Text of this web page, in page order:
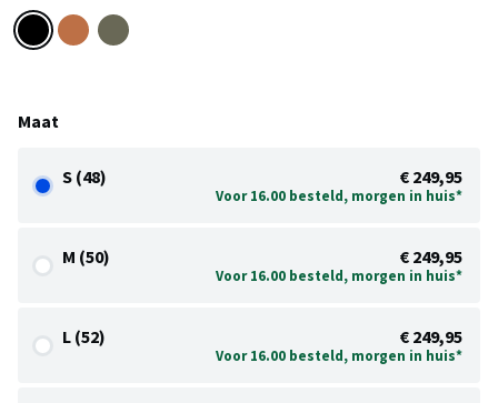
Maat
S (48) € 249,95
Voor 16.00 besteld, morgen in huis*
M (50) € 249,95
Voor 16.00 besteld, morgen in huis*
L (52) € 249,95
Voor 16.00 besteld, morgen in huis*